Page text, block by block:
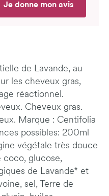
Je donne mon avis
de Lavande, au
les cheveux gras,
réactionnel.
Cheveux gras.
Marque : Centifolia
possibles: 200ml
végétale très douce
coco, glucose,
de Lavande* et
sel, Terre de